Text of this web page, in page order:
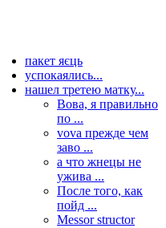
пакет яєць
успокаялись...
нашел третею матку...
Вова, я правильно
по ...
vova прежде чем
заво ...
а что жнецы не
ужива ...
После того, как
пойд ...
Messor structor